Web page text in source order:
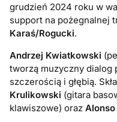
grudzień 2024 roku w
support na pożegnalnej
Karaś/Rogucki.
Andrzej Kwiatkowski
tworzą muzyczny dialog
szczerością i głębią.
Krulikowski (gitara
klawiszowe) oraz